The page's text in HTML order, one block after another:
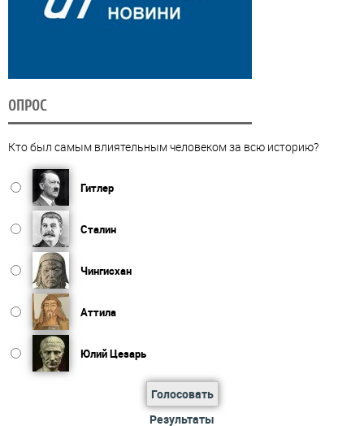
ОПРОС
Кто был самым влиятельным человеком за всю историю?
Гитлер
Сталин
Чингисхан
Аттила
Юлий Цезарь
Голосовать
Результаты